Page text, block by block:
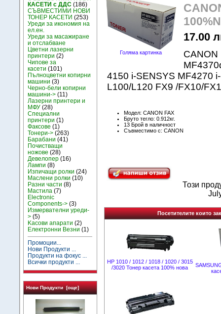
КАСЕТИ с ДДС (186)
СЪВМЕСТИМИ НОВИ
ТОНЕР КАСЕТИ (253)
Уреди за икономия на
ел.ен.
Уреди за масажиране
и отслабване
Цветни лазерни
принтери (2)
Чипове за
касети (101)
Пълноцветни копирни
машини (3)
Черно-бели копирни
машини-> (11)
Лазерни принтери и
МФУ (28)
Специални
принтери (1)
Факсове (1)
Тонери-> (263)
Барабани (41)
Почистващи
ножове (28)
Девелопер (16)
Лампи (8)
Изпичащи ролки (24)
Маслени ролки (10)
Разни части (8)
Мастила (7)
Electronic
Components-> (3)
Измервателни уреди-
> (5)
Kасови апарати (2)
Електронни Везни (1)
Промоции...
Нови Продукти ...
Продукти на фокус ...
Всички продукти ...
Нови Продукти [още]
Голяма картинка
17.00
CANON
4150 i-SENSYS MF4270
L100/L120 FX9 /FX10/
Модел: CANON FAX
Бруто тегло: 0.912кг.
13 Брой в наличност
Съвместимо с: CANON
Този
Посетителите които
HP 1010 / 1012 / 1018 / 1020 / 3015
/3020 Тонер касета 100% нова